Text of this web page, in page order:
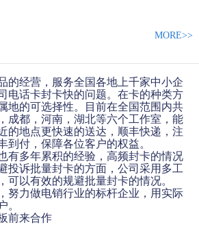
MORE>>
的经营，服务全国各地上千家中小企
电话卡封卡快的问题。在卡的种类方
地的可选择性。目前在全国范围内共
成都，河南，湖北等六个工作室，能
的地点更快速的送达，顺丰快递，注
到付，保障各位客户的权益。
有多年累积的经验，高频封卡的情况
投诉批量封卡的方面，公司采用多工
可以有效的规避批量封卡的情况。
努力做电销行业的标杆企业，用实际
。
前来合作